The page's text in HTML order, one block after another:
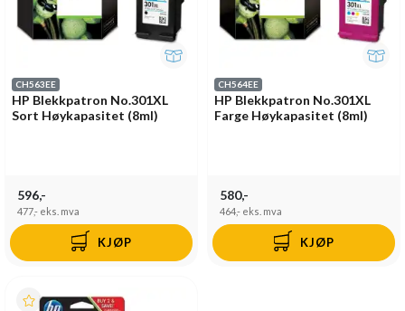
CH563EE
HP Blekkpatron No.301XL
Sort Høykapasitet (8ml)
596,-
477,- eks. mva
KJØP
CH564EE
HP Blekkpatron No.301XL
Farge Høykapasitet (8ml)
580,-
464,- eks. mva
KJØP